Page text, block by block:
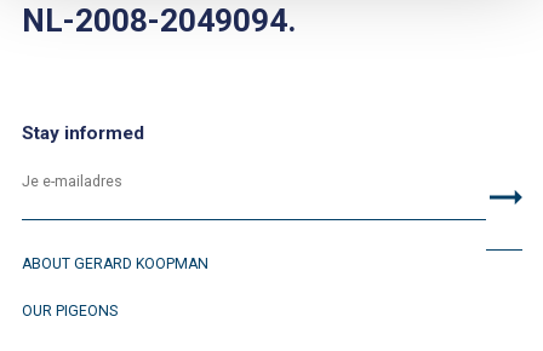
NL-2008-2049094.
Stay informed
ABOUT GERARD KOOPMAN
OUR PIGEONS